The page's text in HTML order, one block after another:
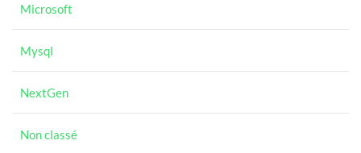
Microsoft
Mysql
NextGen
Non classé